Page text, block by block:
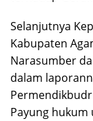
Selanjutnya
Kabupaten
Narasumber
dalam
Payung hukum